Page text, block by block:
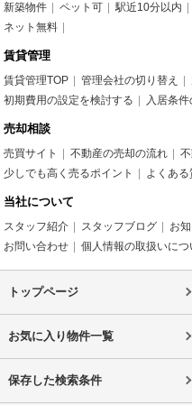
新築物件 ペット可 駅近10分以内
ネット無料
賃貸管理
賃貸管理TOP 管理会社の切り替え
初期費用の設定を検討する
入居条
売却相談
売買サイト 不動産の売却の流れ
少しでも高く売るポイント
よくある
当社について
スタッフ紹介 スタッフブログ お
お問い合わせ
個人情報の取扱いにつ
トップページ
お気に入り物件一覧
保存した検索条件